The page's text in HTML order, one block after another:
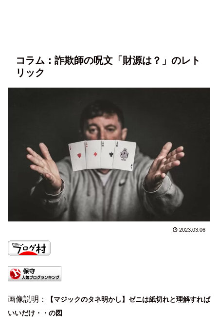
コラム：詐欺師の呪文「財源は？」のレト
リック
2023.03.06
画像説明：
【マジックのタネ明かし】ゼニは紙切れと理解すれば
いいだけ・・の図